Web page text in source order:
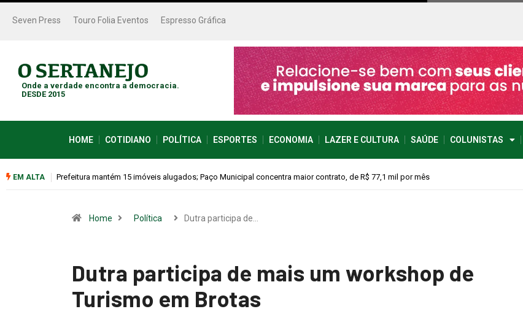
Seven Press Touro Folia Eventos Espresso Gráfica
Onde a verdade encontra a democracia.
DESDE 2015
HOME COTIDIANO POLÍTICA ESPORTES ECONOMIA LAZER E CULTURA SAÚDE COLUNISTAS
EM ALTA
mil por mêsColina promove 1º Fórum de Turismo para discutir desenvolvimento econômico
Home Política Dutra participa de…
Dutra participa de mais um workshop de
Turismo em Brotas